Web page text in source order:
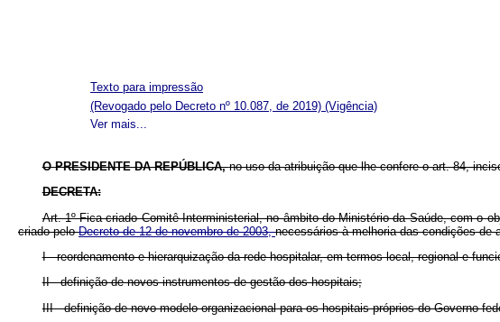
Texto para impressão
Ver mais...
(Revogado pelo Decreto nº 10.087, de 2019) (Vigência)
O PRESIDENTE DA REPÚBLICA,no uso da atribuição que lhe confere o art. 84,
DECRETA:
Art. 1º Fica criado Comitê Interministerial, no âmbito do Ministério da Saúde, com o
criado peloDecreto de 12 de novembro de 2003,necessários à melhoria das condições de
I - reordenamento e hierarquização da rede hospitalar, em termos local, regional e
II - definição de novos instrumentos de gestão dos hospitais;
III - definição de novo modelo organizacional para os hospitais próprios do Governo